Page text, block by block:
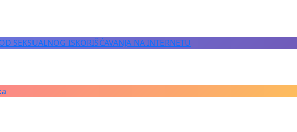
SEKSUALNOG ISKORIŠĆAVANJA NA INTERNETU